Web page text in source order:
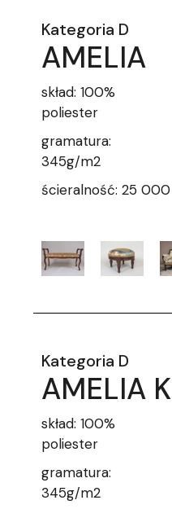
Kategoria D
AMELIA
skład: 100%
poliester
gramatura:
345g/m2
ścieralność: 25 000
Kategoria D
AMELIA K
skład: 100%
poliester
gramatura:
345g/m2